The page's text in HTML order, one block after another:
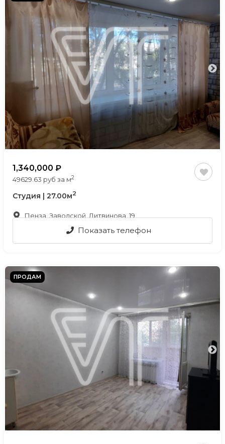
1,340,000
49629.63 руб за м2
Студия | 27.00м2
Пенза, Заводской, Литвинова, 19
Показать телефон
ПРОДАМ